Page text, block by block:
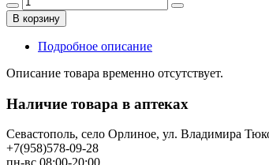
В корзину
Подробное описание
Описание товара временно отсутствует.
Наличие товара в аптеках
Севастополь, село Орлиное, ул. Владимира
+7(958)578-09-28